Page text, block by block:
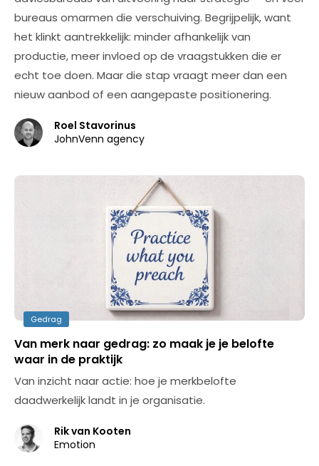
bureaus omarmen die verschuiving. Begrijpelijk, want
het klinkt aantrekkelijk: minder afhankelijk van
productie, meer invloed op de vraagstukken die er
echt toe doen. Maar die stap vraagt meer dan een
nieuw aanbod of een aangepaste positionering.
Roel Stavorinus
JohnVenn agency
Gedrag
Van merk naar gedrag: zo maak je je belofte
waar in de praktijk
Van inzicht naar actie: hoe je merkbelofte
daadwerkelijk landt in je organisatie.
Rik van Kooten
Emotion